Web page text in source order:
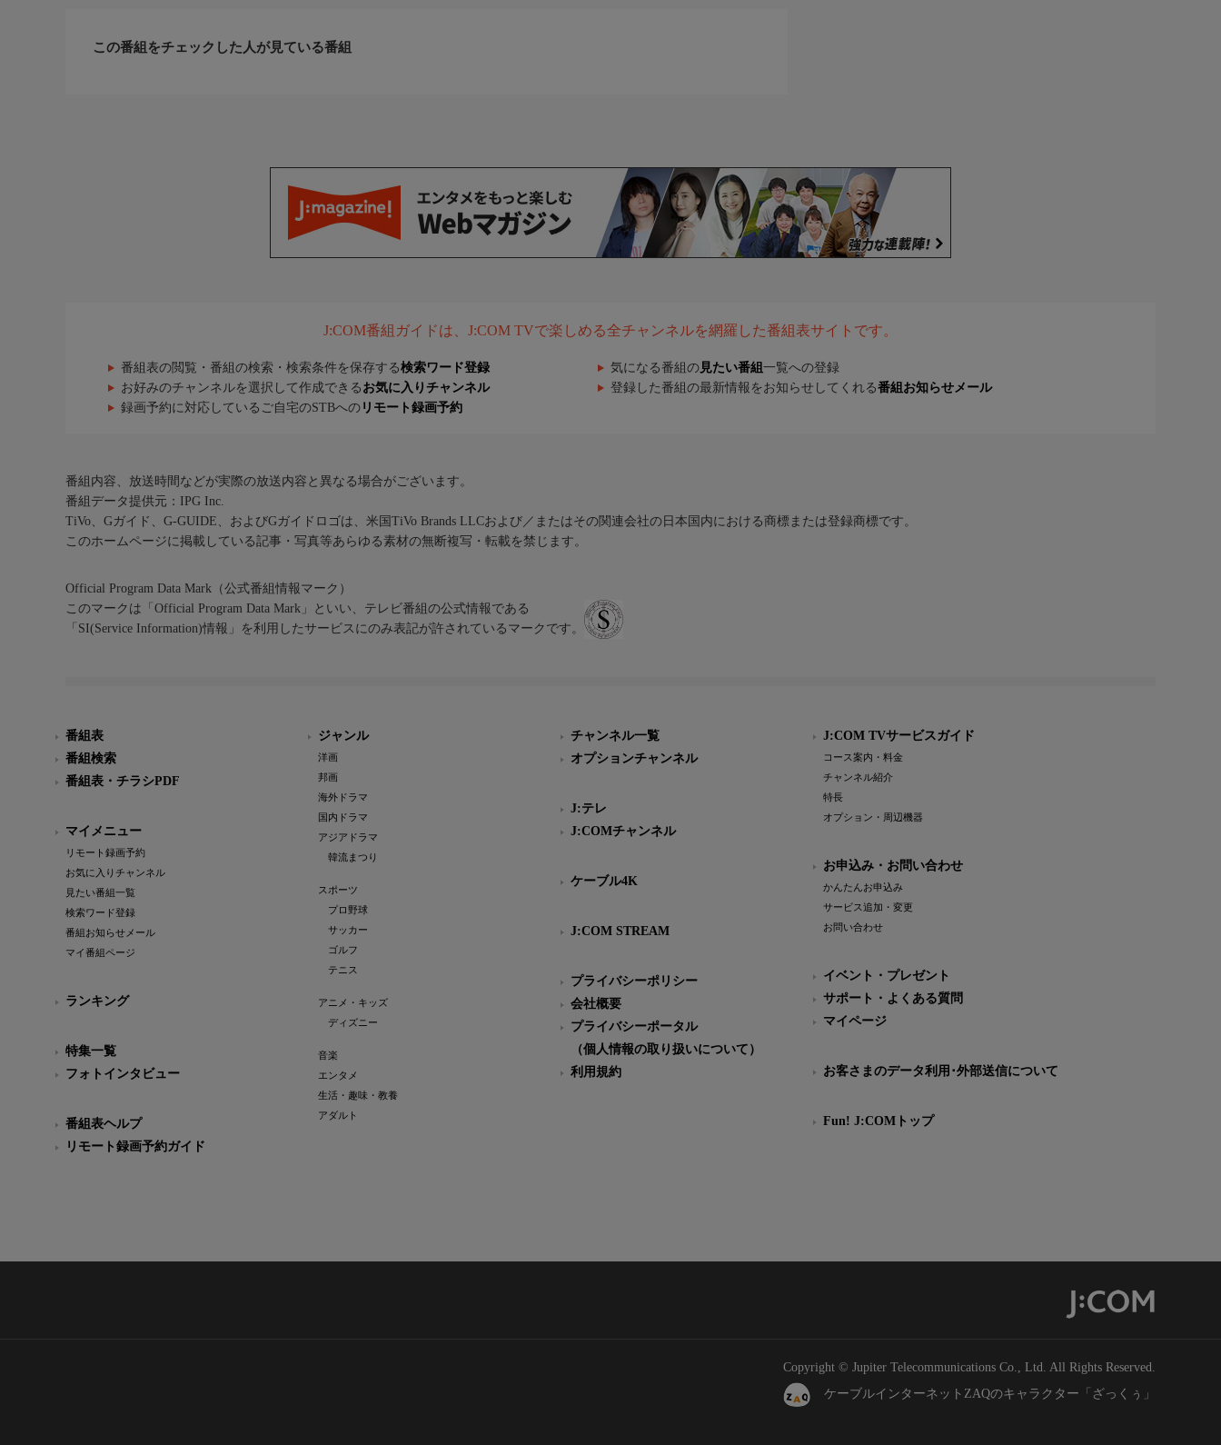
この番組をチェックした人が見ている番組
J:COM番組ガイドは、J:COM TVで楽しめる全チャンネルを網羅した番組表サイトです。
番組表の閲覧・番組の検索・検索条件を保存する検索ワード登録 気になる番組の 見たい番組 一覧への登録
お好みのチャンネルを選択して作成できる お気に入りチャンネル 登録した番組の最新情報をお知らせしてくれる番組お知らせメール
録画予約に対応しているご自宅のSTBへの リモート録画予約
番組内容、放送時間などが実際の放送内容と異なる場合がございます。
番組データ提供元：IPG Inc.
TiVo、Gガイド、G-GUIDE、およびGガイドロゴは、米国TiVo Brands LLCおよび／またはその関連会社の日本国内における商標または登録商標です。
このホームページに掲載している記事・写真等あらゆる素材の無断複写・転載を禁じます。
Official Program Data Mark（公式番組情報マーク）
このマークは「Official Program Data Mark」といい、テレビ番組の公式情報である
「SI(Service Information)情報」を利用したサービスにのみ表記が許されているマークです。
番組表
番組検索
番組表・チラシPDF
マイメニュー
リモート録画予約
お気に入りチャンネル
見たい番組一覧
検索ワード登録
番組お知らせメール
マイ番組ページ
ランキング
特集一覧
フォトインタビュー
番組表ヘルプ
リモート録画予約ガイド
ジャンル
洋画
邦画
海外ドラマ
国内ドラマ
アジアドラマ
韓流まつり
スポーツ
プロ野球
サッカー
ゴルフ
テニス
アニメ・キッズ
ディズニー
音楽
エンタメ
生活・趣味・教養
アダルト
チャンネル一覧
オプションチャンネル
J:テレ
J:COMチャンネル
ケーブル4K
J:COM STREAM
プライバシーポリシー
会社概要
プライバシーポータル
（個人情報の取り扱いについて）
利用規約
J:COM TVサービスガイド
コース案内・料金
チャンネル紹介
特長
オプション・周辺機器
お申込み・お問い合わせ
かんたんお申込み
サービス追加・変更
お問い合わせ
イベント・プレゼント
サポート・よくある質問
マイページ
お客さまのデータ利用･外部送信について
Fun! J:COMトップ
Copyright © Jupiter Telecommunications Co., Ltd. All Rights Reserved.
ケーブルインターネットZAQのキャラクター「ざっくぅ」